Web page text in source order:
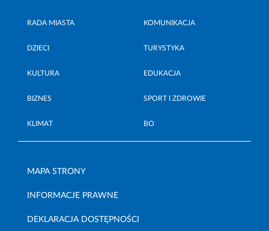
RADA MIASTA KOMUNIKACJA
DZIECI TURYSTYKA
KULTURA EDUKACJA
BIZNES SPORT I ZDROWIE
KLIMAT BO
MAPA STRONY
INFORMACJE PRAWNE
DEKLARACJA DOSTĘPNOŚCI